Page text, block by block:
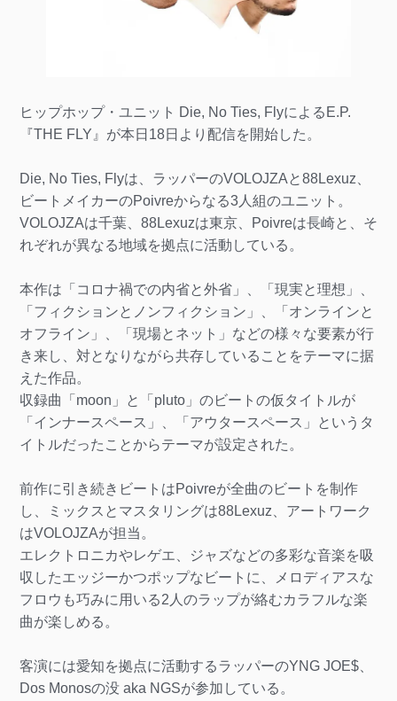
ヒップホップ・ユニット Die, No Ties, FlyによるE.P.
『THE FLY』が本日18日より配信を開始した。
Die, No Ties, Flyは、ラッパーのVOLOJZAと88Lexuz、
ビートメイカーのPoivreからなる3人組のユニット。
VOLOJZAは千葉、88Lexuzは東京、Poivreは長崎と、そ
れぞれが異なる地域を拠点に活動している。
本作は「コロナ禍での内省と外省」、「現実と理想」、
「フィクションとノンフィクション」、「オンラインと
オフライン」、「現場とネット」などの様々な要素が行
き来し、対となりながら共存していることをテーマに据
えた作品。
収録曲「moon」と「pluto」のビートの仮タイトルが
「インナースペース」、「アウタースペース」というタ
イトルだったことからテーマが設定された。
前作に引き続きビートはPoivreが全曲のビートを制作
し、ミックスとマスタリングは88Lexuz、アートワーク
はVOLOJZAが担当。
エレクトロニカやレゲエ、ジャズなどの多彩な音楽を吸
収したエッジーかつポップなビートに、メロディアスな
フロウも巧みに用いる2人のラップが絡むカラフルな楽
曲が楽しめる。
客演には愛知を拠点に活動するラッパーのYNG JOE$、
Dos Monosの没 aka NGSが参加している。